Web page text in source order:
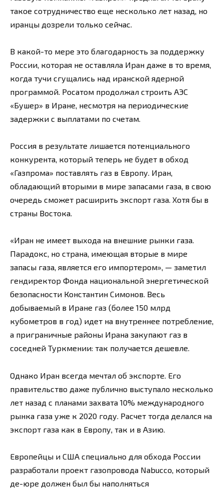
такое сотрудничество еще несколько лет назад, но
иранцы дозрели только сейчас.
В какой-то мере это благодарность за поддержку
России, которая не оставляла Иран даже в то время,
когда тучи сгущались над иранской ядерной
программой. Росатом продолжал строить АЭС
«Бушер» в Иране, несмотря на периодические
задержки с выплатами по счетам.
Россия в результате лишается потенциального
конкурента, который теперь не будет в обход
«Газпрома» поставлять газ в Европу. Иран,
обладающий вторыми в мире запасами газа, в свою
очередь сможет расширить экспорт газа. Хотя бы в
страны Востока.
«Иран не имеет выхода на внешние рынки газа.
Парадокс, но страна, имеющая вторые в мире
запасы газа, является его импортером», — заметил
гендиректор Фонда национальной энергетической
безопасности Константин Симонов. Весь
добываемый в Иране газ (более 150 млрд
кубометров в год) идет на внутреннее потребление,
а приграничные районы Ирана закупают газ в
соседней Туркмении: так получается дешевле.
Однако Иран всегда мечтал об экспорте. Его
правительство даже публично выступало несколько
лет назад с планами захвата 10% международного
рынка газа уже к 2020 году. Расчет тогда делался на
экспорт газа как в Европу, так и в Азию.
Европейцы и США специально для обхода России
разработали проект газопровода Nabucco, который
де-юре должен был бы наполняться